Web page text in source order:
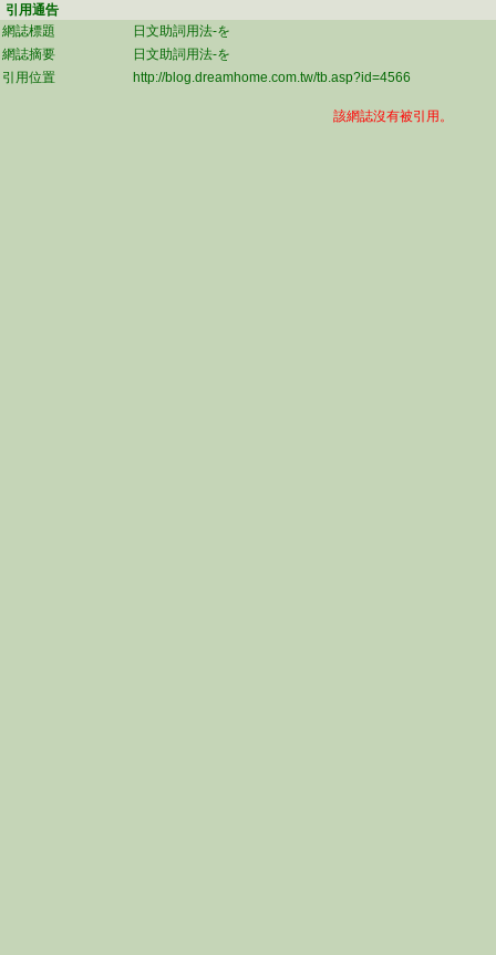
引用通告
網誌標題
日文助詞用法-を
網誌摘要
日文助詞用法-を
引用位置
http://blog.dreamhome.com.tw/tb.asp?id=4566
該網誌沒有被引用。